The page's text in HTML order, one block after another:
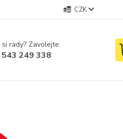
CZK
rady? Zavolejte.
249 338